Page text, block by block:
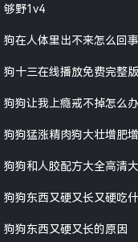
够野1v4
狗在人体里出不来怎么回事
狗十三在线播放免费完整版
狗狗让我上瘾戒不掉怎么办
狗狗猛涨精肉狗大壮增肥
狗狗和人胶配方大全高清
狗狗东西又硬又长又硬吃
狗狗东西又硬又长的原因